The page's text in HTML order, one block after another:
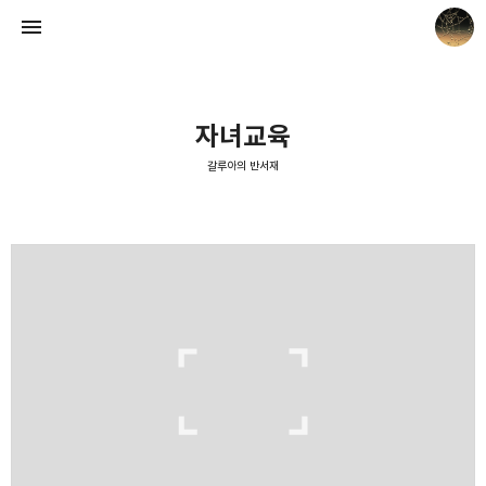
자녀교육
갈루아의 반서재
갈루아의 반서재